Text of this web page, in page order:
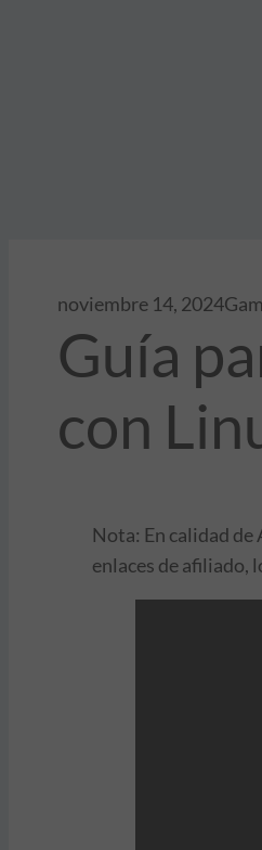
noviembre 14, 2024
Guía
con
Nota: En calidad
enlaces de afiliado,